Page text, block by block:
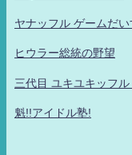
ヤナッフル ゲームだ
ヒウラー総統の野望
三代目 ユキユキッフ
魁!!アイドル塾!